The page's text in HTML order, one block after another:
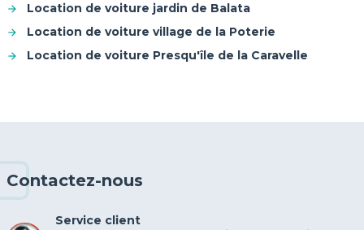
Location de voiture jardin de Balata
Location de voiture village de la Poterie
Location de voiture Presqu'île de la Caravelle
Contactez-nous
Service client